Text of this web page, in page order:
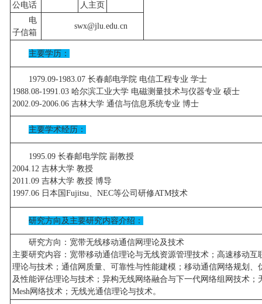
公电话
人主页
电
子信箱
swx@jlu.edu.cn
主要学历：
1979.09-1983.07 长春邮电学院 电信工程专业 学士
1988.08-1991.03 哈尔滨工业大学 电磁测量技术与仪器专业 硕士
2002.09-2006.06 吉林大学 通信与信息系统专业 博士
主要学术经历：
1995.09 长春邮电学院 副教授
2004.12 吉林大学 教授
2011.09 吉林大学 教授 博导
1997.06 日本国Fujitsu、NEC等公司研修ATM技术
研究方向及主要研究内容介绍：
研究方向：宽带无线移动通信网理论及技术
主要研究内容：宽带移动通信理论与无线资源管理技术；高速移动互
理论与技术；通信网质量、可靠性与性能建模；移动通信网络规划、
及性能评估理论与技术；异构无线网络融合与下一代网络组网技术；
Mesh网络技术；无线光通信理论与技术。